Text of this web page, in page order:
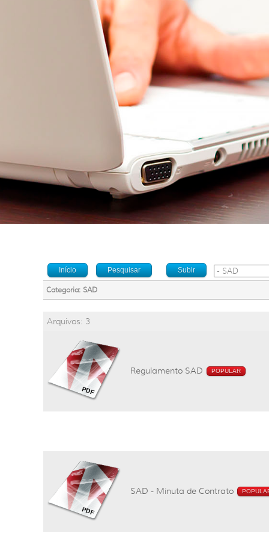
Início Pesquisar Subir
Categoria: SAD
Arquivos: 3
Regulamento SAD POPULAR
SAD - Minuta de Contrato